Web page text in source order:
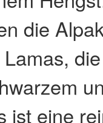
die
ist eine